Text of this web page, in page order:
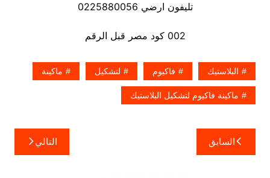
تليفون ارضي 0225880056
002 كود مصر قبل الرقم
البلاستيك فاكيوم لتشكيل ماكينة
ماكينة فاكيوم لتشكيل البلاستيك
تصفّح
المقالات
السابق التالي